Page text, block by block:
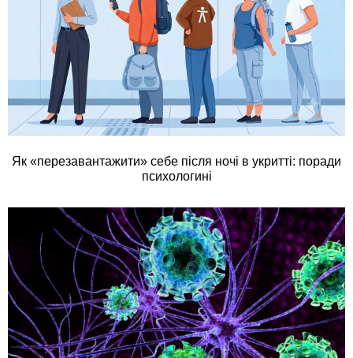
Як «перезавантажити» себе після ночі в укритті: поради
психологині